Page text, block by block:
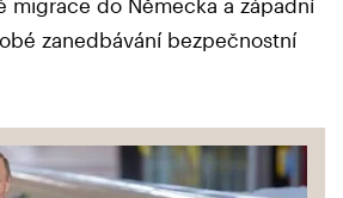
zanedbávání bezpečnostní